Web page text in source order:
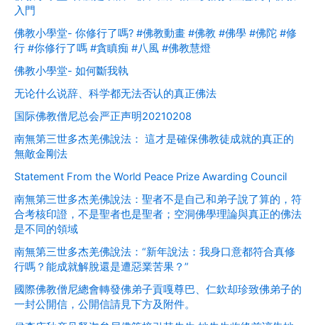
入門
佛教小學堂- 你修行了嗎? #佛教動畫 #佛教 #佛學 #佛陀 #修
行 #你修行了嗎 #貪瞋痴 #八風 #佛教慧燈
佛教小學堂- 如何斷我執
无论什么说辞、科学都无法否认的真正佛法
国际佛教僧尼总会严正声明20210208
南無第三世多杰羌佛說法： 這才是確保佛教徒成就的真正的
無敵金剛法
Statement From the World Peace Prize Awarding Council
南無第三世多杰羌佛說法：聖者不是自己和弟子說了算的，符
合考核印證，不是聖者也是聖者；空洞佛學理論與真正的佛法
是不同的領域
南無第三世多杰羌佛說法：“新年說法：我身口意都符合真修
行嗎？能成就解脫還是遭惡業苦果？”
國際佛教僧尼總會轉發佛弟子貢嘎尊巴、仁欽却珍致佛弟子的
一封公開信，公開信請見下方及附件。